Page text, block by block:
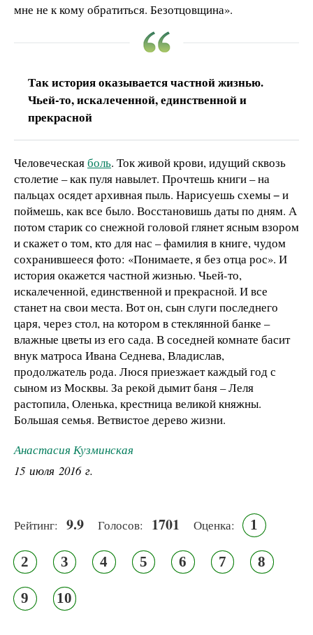
мне не к кому обратиться. Безотцовщина».
Так история оказывается частной жизнью.
Чьей-то, искалеченной, единственной и
прекрасной
Человеческаяболь. Ток живой крови, идущий сквозь
столетие – как пуля навылет. Прочтешь книги – на
пальцах осядет архивная пыль. Нарисуешь схемы − и
поймешь, как все было. Восстановишь даты по дням. А
потом старик со снежной головой глянет ясным взором
и скажет о том, кто для нас – фамилия в книге, чудом
сохранившееся фото: «Понимаете, я без отца рос». И
история окажется частной жизнью. Чьей-то,
искалеченной, единственной и прекрасной. И все
станет на свои места. Вот он, сын слуги последнего
царя, через стол, на котором в стеклянной банке –
влажные цветы из его сада. В соседней комнате басит
внук матроса Ивана Седнева, Владислав,
продолжатель рода. Люся приезжает каждый год с
сыном из Москвы. За рекой дымит баня – Леля
растопила, Оленька, крестница великой княжны.
Большая семья. Ветвистое дерево жизни.
Анастасия Кузминская
15 июля 2016 г.
Рейтинг: 9.9 Голосов: 1701 Оценка: 1
2 3 4 5 6 7 8
9 10